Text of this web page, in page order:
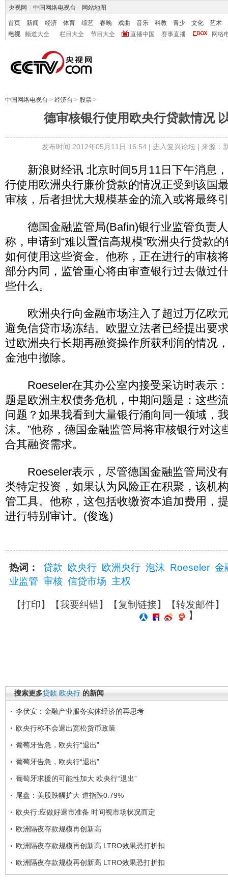
央视网 中国网络电视台 网站地图
首页 新闻 经济 体育 综艺 春晚 戏曲 音乐 科教 青少 文化
艺术
电视
频道大全 栏目大全 节目大全 直播中国 赛事直播 网络
中国网络电视台 > 经济台 > 股票 >
德审核银行使用欧央行贷款情况
发布时间:2012年05月11日 16:54 | 进入复兴论坛| 来源：
新浪财经讯 北京时间5月11日下午消息，
行使用欧洲央行廉价贷款的情况正受到该国
审核，后者担忧大规模基金的流入或将最终
德国金融监管局(Bafin)银行业监管负责人
称，申请到“难以置信高规模”欧洲央行贷款
如何使用这些资金。他称，正在进行的审核
部分内同，监管重心将由审查银行过去做过
些什么。
欧洲央行向金融市场注入了超过万亿欧
避免信贷市场冻结。欧盟立法者已经提出要
过欧洲央行长期再融资操作所获利润的情况
金池中撤除。
Roeseler在其办公室内接受采访时表示：
题是欧洲主权债务危机，中期问题是：这些
问题？如果我看到大量银行涌向同一领域，
沫。”他称，德国金融监管局将审核银行对这
合其融资需求。
Roeseler表示，尽管德国金融监管局没
类特定投资，如果认为风险正在积聚，该机
管工具。他称，这包括收缴资本追加费用，
进行特别审计。(俊逸)
热词： 贷款 欧央行 欧洲央行 泡沫 Roeseler 金
业监管 审核 信贷市场 主权
【打印】【我要纠错】【复制链接】【转发邮件】
】
搜索更多贷款 欧央行 的新闻
李伏安：金融产业服务实体经济的再思考
欧央行称不会退出宽松货币政策
葡萄牙告急，欧央行“退出”
葡萄牙告急，欧央行“退出”
葡萄牙求援的可能性加大 欧央行“退出”
尾盘：美股跌幅扩大 道指跌0.79%
欧央行:应做好退市准备 时间视市场状况而定
欧洲隔夜存款规模再创新高
欧洲隔夜存款规模再创新高 LTRO效果恐打折扣
欧洲隔夜存款规模再创新高 LTRO效果恐打折扣